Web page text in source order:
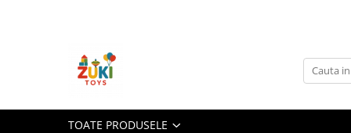
Toate Produsele
Jucarii pentru calatorii
Recomandari ZukiTOATE PRODUSELE